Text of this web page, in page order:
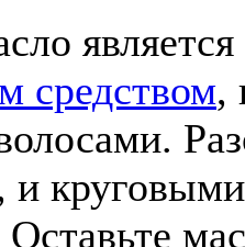
средством,
и